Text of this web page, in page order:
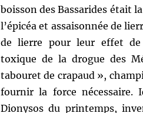
boisson des Bassarides était
l’épicéa et assaisonnée de
de lierre pour leur effet de
toxique de la drogue des
tabouret de crapaud »,
fournir la force nécessaire.
Dionysos du printemps,